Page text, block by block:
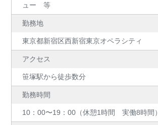
ュー 等
勤務地
東京都新宿区西新宿東京オペラシティ
アクセス
笹塚駅から徒歩数分
勤務時間
10：00〜19：00（休憩1時間 実働8時間）